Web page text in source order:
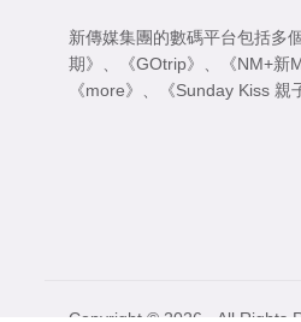
新傳媒集團的數碼平台包括多
期》
《GOtrip》 《NM+新
《more》
《Sunday Kiss 親
Copyright © 2026 - All Rights